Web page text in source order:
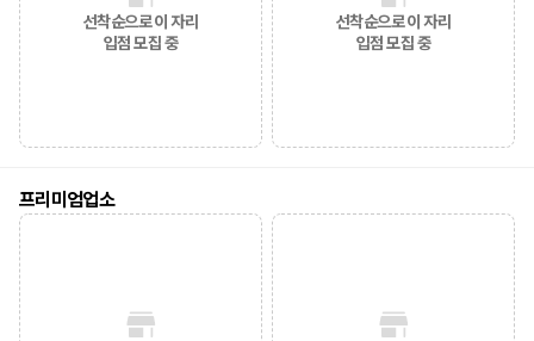
선착순으로 이 자리
입점 모집 중
선착순으로 이 자리
입점 모집 중
프리미엄업소